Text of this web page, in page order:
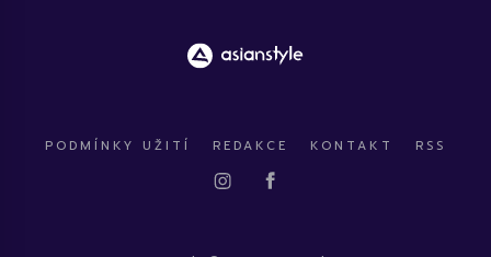
PODMÍNKY UŽITÍ REDAKCE KONTAKT RSS